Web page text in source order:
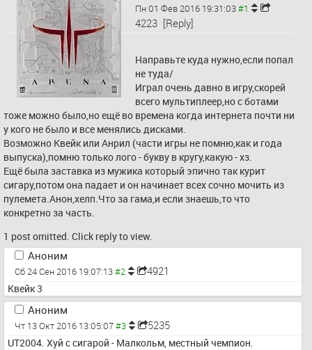
Пн 01 Фев 2016 19:31:03
4223 [Reply]
Направьте куда нужно,если попал
не туда/
Играл очень давно в игру,скорей
всего мультиплеер,но с ботами
тоже можно было,но ещё во времена когда интернета почти ни
у кого не было и все менялись дисками.
Возможно Квейк или Анрил (части игры не помню,как и года
выпуска),помню только лого - букву в кругу,какую - хз.
Ещё была заставка из мужика который эпично так курит
сигару,потом она падает и он начинает всех сочно мочить из
пулемета.Анон,хелп.Что за гама,и если знаешь,то что
конкретно за часть.
1 post omitted. Click reply to view.
Аноним
Сб 24 Сен 2016 19:07:13 4921
Квейк 3
Аноним
Чт 13 Окт 2016 13:05:07 5235
UT2004. Хуй с сигарой - Малкольм, местный чемпион.